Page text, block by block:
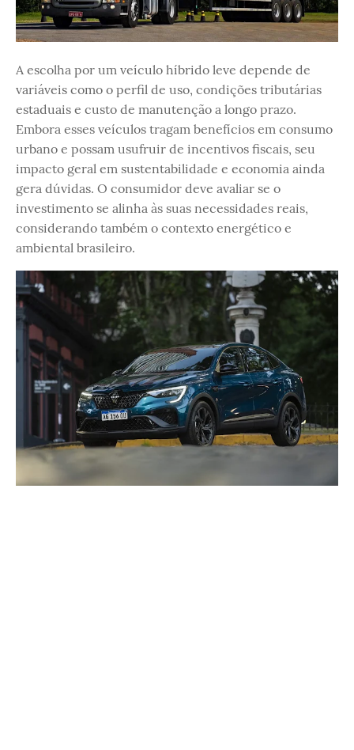
A escolha por um veículo híbrido leve depende de
variáveis como o perfil de uso, condições tributárias
estaduais e custo de manutenção a longo prazo.
Embora esses veículos tragam benefícios em consumo
urbano e possam usufruir de incentivos fiscais, seu
impacto geral em sustentabilidade e economia ainda
gera dúvidas. O consumidor deve avaliar se o
investimento se alinha às suas necessidades reais,
considerando também o contexto energético e
ambiental brasileiro.